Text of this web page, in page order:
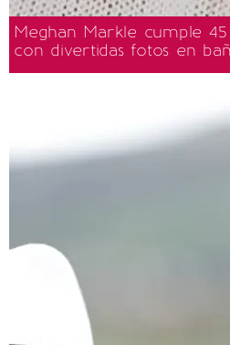
Meghan Markle cumple
con divertidas fotos en